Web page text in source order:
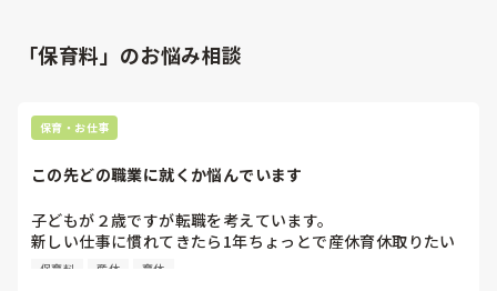
「保育料」のお悩み相談
保育・お仕事
この先どの職業に就くか悩んでいます
子どもが２歳ですが転職を考えています。
新しい仕事に慣れてきたら1年ちょっとで産休育休取りたい
と考えています。
保育料 産休 育休